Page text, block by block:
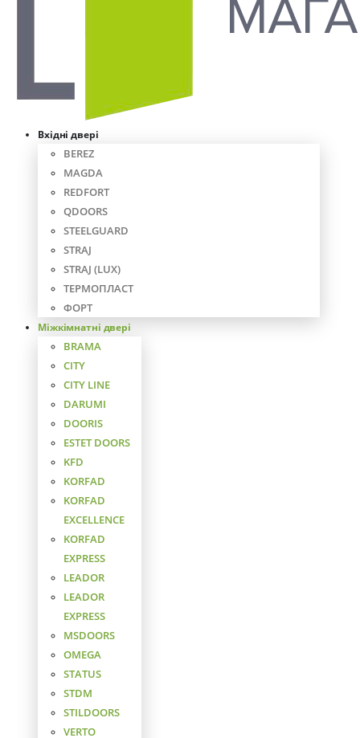
Вхідні двері
BEREZ
MAGDA
REDFORT
QDOORS
STEELGUARD
STRAJ
STRAJ (LUX)
ТЕРМОПЛАСТ
ФОРТ
Міжкімнатні двері
BRAMA
CITY
CITY LINE
DARUMI
DOORIS
ESTET DOORS
KFD
KORFAD
KORFAD
EXCELLENCE
KORFAD
EXPRESS
LEADOR
LEADOR
EXPRESS
MSDOORS
OMEGA
STATUS
STDM
STILDOORS
VERTO